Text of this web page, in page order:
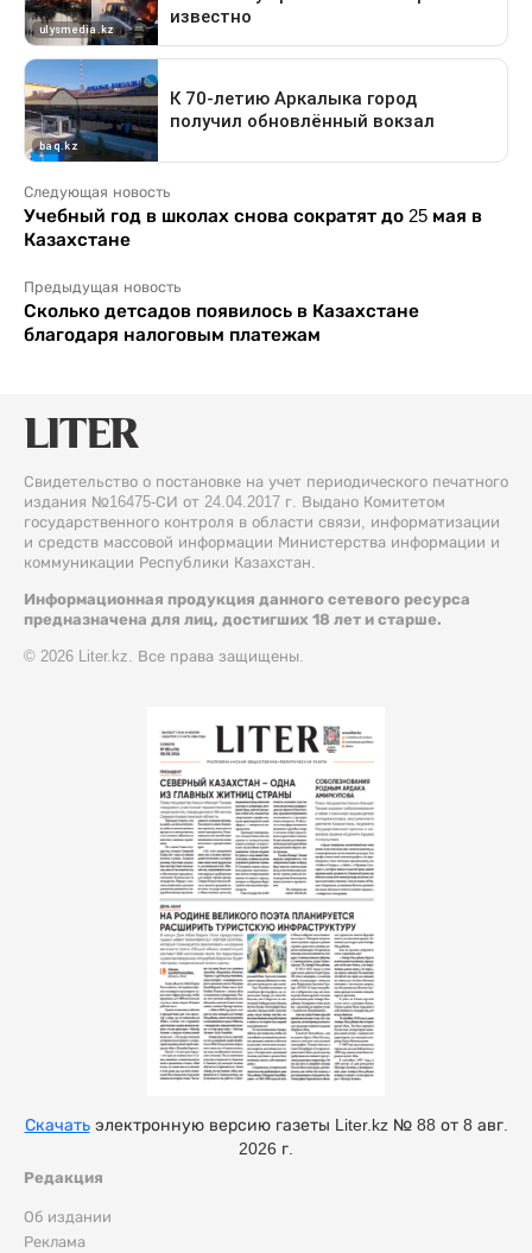
Следующая новость
Учебный год в школах снова сократят до 25 мая в
Казахстане
Предыдущая новость
Сколько детсадов появилось в Казахстане
благодаря налоговым платежам
Свидетельство о постановке на учет периодического печатного
издания №16475-СИ от 24.04.2017 г. Выдано Комитетом
государственного контроля в области связи, информатизации
и средств массовой информации Министерства информации и
коммуникации Республики Казахстан.
Информационная продукция данного сетевого ресурса
предназначена для лиц, достигших 18 лет и старше.
© 2026 Liter.kz. Все права защищены.
Редакция
Об издании
Реклама
Скачатьэлектронную версию газеты Liter.kz № 88 от 8 авг.
2026 г.